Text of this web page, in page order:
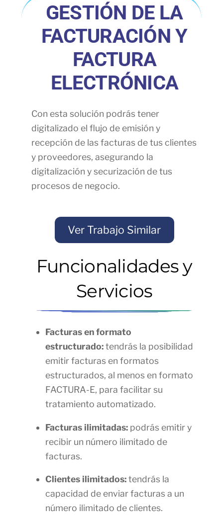
GESTIÓN DE LA
FACTURACIÓN Y
FACTURA
ELECTRÓNICA
Con esta solución podrás tener
digitalizado el flujo de emisión y
recepción de las facturas de tus clientes
y proveedores, asegurando la
digitalización y securización de tus
procesos de negocio.
Ver Trabajo Similar
Funcionalidades y
Servicios
Facturas en formato
estructurado:tendrás la posibilidad
emitir facturas en formatos
estructurados, al menos en formato
FACTURA-E, para facilitar su
tratamiento automatizado.
Facturas ilimitadas: podrás emitir y
recibir un número ilimitado de
facturas.
Clientes ilimitados:tendrás la
capacidad de enviar facturas a un
número ilimitado de clientes.